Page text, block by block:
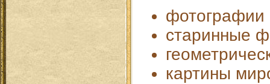
фотографии
старинные
картины